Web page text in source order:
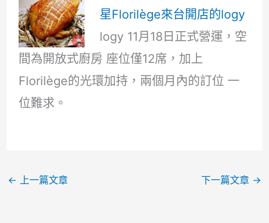
星Florilège來台開店的logy
logy 11月18日正式營運，空
間為開放式廚房 座位僅12席，加上
Florilège的光環加持，兩個月內的訂位 一
位難求。
← 上一篇文章 下一篇文章 →